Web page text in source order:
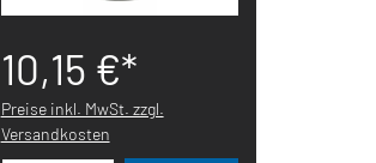
10,15 €*
Preise inkl. MwSt. zzgl.
Versandkosten